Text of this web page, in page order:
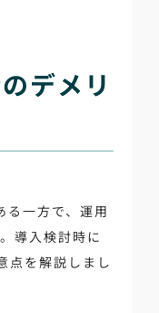
デメリ
る一方で、運用
導入検討時に
点を解説しまし